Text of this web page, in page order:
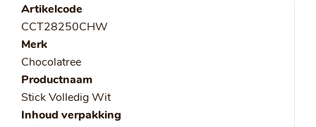
Artikelcode
CCT28250CHW
Merk
Chocolatree
Productnaam
Stick Volledig Wit
Inhoud verpakking